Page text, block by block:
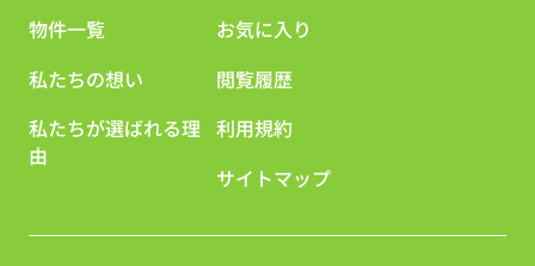
物件一覧
私たちの想い
私たちが選ばれる理
由
お気に入り
閲覧履歴
利用規約
サイトマップ